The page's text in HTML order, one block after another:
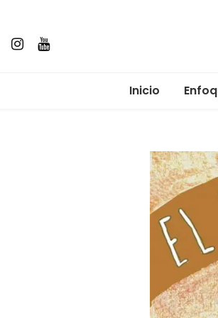
Inicio
Salud